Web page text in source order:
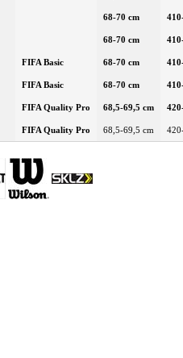
68-70 cm
68-70 cm
FIFA Basic 68-70 cm
FIFA Basic 68-70 cm
FIFA Quality Pro 68,5-69,5 cm
FIFA Quality Pro 68,5-69,5 cm